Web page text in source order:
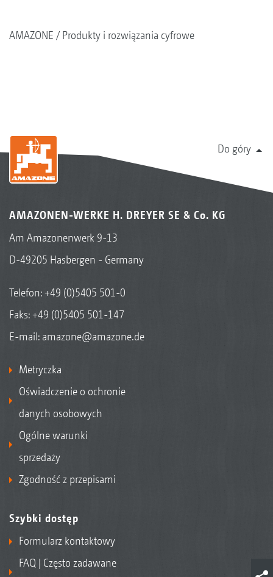
AMAZONE Produkty i rozwiązania cyfrowe
Do góry
AMAZONEN-WERKE H. DREYER SE & Co. KG
Am Amazonenwerk 9-13
D-49205 Hasbergen - Germany
Telefon:+49 (0)5405 501-0
Faks: +49 (0)5405 501-147
E-mail: amazone@amazone.de
Metryczka
Oświadczenie o ochronie
danych osobowych
Ogólne warunki
sprzedaży
Zgodność z przepisami
Szybki dostęp
Formularz kontaktowy
FAQ | Często zadawane